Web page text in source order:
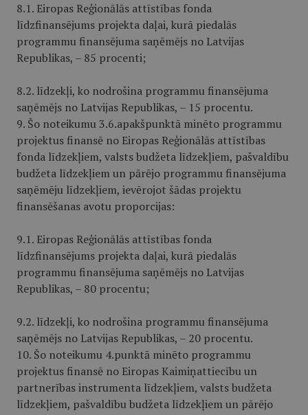
8.1. Eiropas Reģionālās attīstības fonda
līdzfinansējums projekta daļai, kurā piedalās
programmu finansējuma saņēmējs no Latvijas
Republikas, – 85 procenti;
8.2. līdzekļi, ko nodrošina programmu finansējuma
saņēmējs no Latvijas Republikas, – 15 procentu.
9. Šo noteikumu 3.6.apakšpunktā minēto programmu
projektus finansē no Eiropas Reģionālās attīstības
fonda līdzekļiem, valsts budžeta līdzekļiem, pašvaldību
budžeta līdzekļiem un pārējo programmu finansējuma
saņēmēju līdzekļiem, ievērojot šādas projektu
finansēšanas avotu proporcijas:
9.1. Eiropas Reģionālās attīstības fonda
līdzfinansējums projekta daļai, kurā piedalās
programmu finansējuma saņēmējs no Latvijas
Republikas, – 80 procentu;
9.2. līdzekļi, ko nodrošina programmu finansējuma
saņēmējs no Latvijas Republikas, – 20 procentu.
10. Šo noteikumu 4.punktā minēto programmu
projektus finansē no Eiropas Kaimiņattiecību un
partnerības instrumenta līdzekļiem, valsts budžeta
līdzekļiem, pašvaldību budžeta līdzekļiem un pārējo